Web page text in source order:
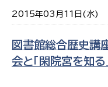
2015年03月11日(水)
図書館総合歴史講
会と「閑院宮を知る